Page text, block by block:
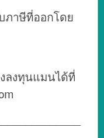
ภาษีที่ออกโดย
ลงทุนแมนได้ที่